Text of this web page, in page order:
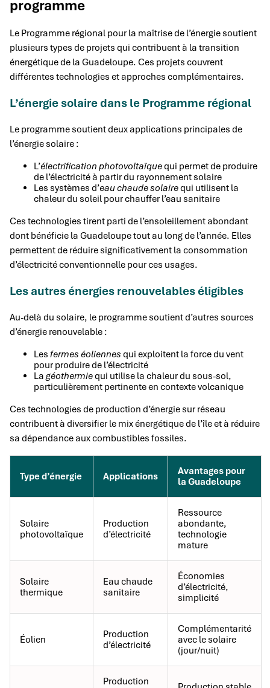
programme
Le Programme régional pour la maîtrise de l’énergie soutient
plusieurs types de projets qui contribuent à la transition
énergétique de la Guadeloupe. Ces projets couvrent
différentes technologies et approches complémentaires.
L’énergie solaire dans le Programme régional
Le programme soutient deux applications principales de
l’énergie solaire :
L’électrification photovoltaïquequi permet de produire
de l’électricité à partir du rayonnement solaire
Les systèmes d’eau chaude solairequi utilisent la
chaleur du soleil pour chauffer l’eau sanitaire
Ces technologies tirent parti de l’ensoleillement abondant
dont bénéficie la Guadeloupe tout au long de l’année. Elles
permettent de réduire significativement la consommation
d’électricité conventionnelle pour ces usages.
Les autres énergies renouvelables éligibles
Au-delà du solaire, le programme soutient d’autres sources
d’énergie renouvelable :
Les fermes éoliennes qui exploitent la force du vent
pour produire de l’électricité
La géothermiequi utilise la chaleur du sous-sol,
particulièrement pertinente en contexte volcanique
Ces technologies de production d’énergie sur réseau
contribuent à diversifier le mix énergétique de l’île et à réduire
sa dépendance aux combustibles fossiles.
Type d’énergie Applications
Avantages pour
la Guadeloupe
Solaire
photovoltaïque
Production
d’électricité
Ressource
abondante,
technologie
mature
Solaire
thermique
Eau chaude
sanitaire
Économies
d’électricité,
simplicité
Éolien
Production
d’électricité
Complémentarité
avec le solaire
(jour/nuit)
Production